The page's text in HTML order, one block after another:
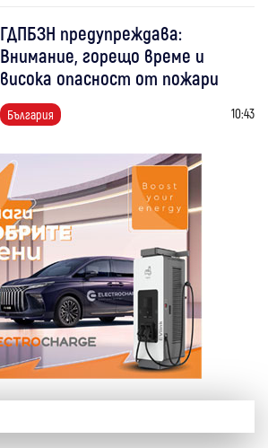
ГДПБЗН предупреждава:
Внимание, горещо време и
висока опасност от пожари
България 10:43